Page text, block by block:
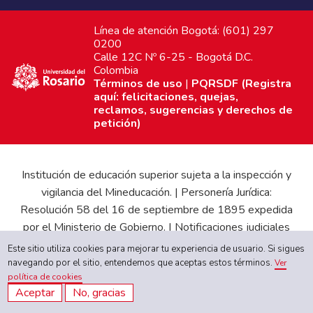
Línea de atención Bogotá: (601) 297
0200
Calle 12C Nº 6-25 - Bogotá D.C.
Colombia
Términos de uso | PQRSDF (Registra
aquí: felicitaciones, quejas,
reclamos, sugerencias y derechos de
petición)
Institución de educación superior sujeta a la inspección y
vigilancia del Mineducación. | Personería Jurídica:
Resolución 58 del 16 de septiembre de 1895 expedida
por el Ministerio de Gobierno. | Notificaciones judiciales
en juridica@urosario.edu.co
Transparencia y acceso a la información pública
Gobierno Universitario
Este sitio utiliza cookies para mejorar tu experiencia de usuario. Si sigues
navegando por el sitio, entendemos que aceptas estos términos.Ver
política de cookies
Aceptar No, gracias